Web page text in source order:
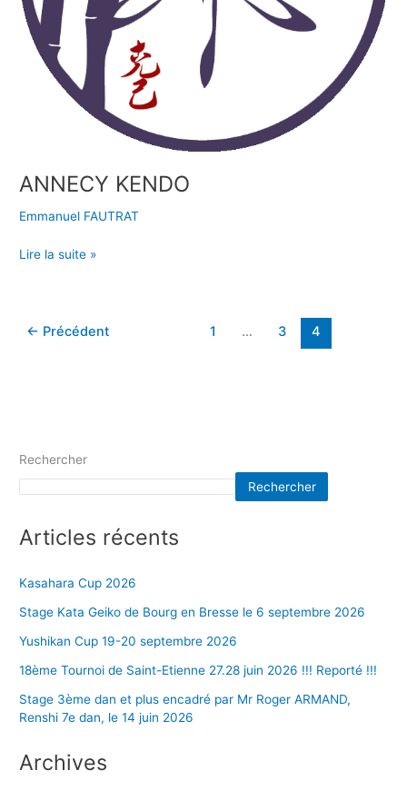
ANNECY KENDO
Emmanuel FAUTRAT
Lire la suite »
← Précédent 1 … 3 4
Rechercher
Rechercher
Articles récents
Kasahara Cup 2026
Stage Kata Geiko de Bourg en Bresse le 6 septembre 2026
Yushikan Cup 19-20 septembre 2026
18ème Tournoi de Saint-Etienne 27.28 juin 2026 !!! Reporté !!!
Stage 3ème dan et plus encadré par Mr Roger ARMAND,
Renshi 7e dan, le 14 juin 2026
Archives